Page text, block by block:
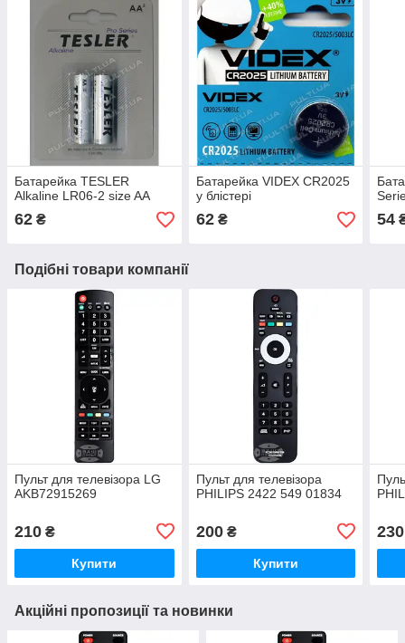
Батарейка TESLER
Alkaline LR06-2 size AA
62 ₴
Батарейка VIDEX CR2025
у блістері
62₴ 54
Подібні товари компанії
Пульт для телевізора LG
AKB72915269
210 ₴
Купити
Пульт для телевізора
PHILIPS 2422 549 01834
200₴
Купити
230
Акційні пропозиції та новинки